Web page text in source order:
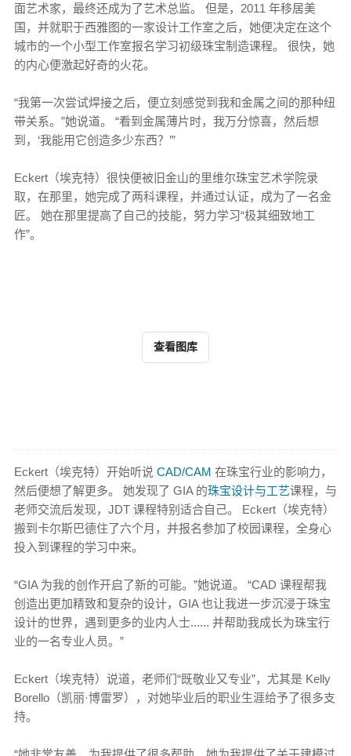
面艺术家，最终还成为了艺术总监。 但是，2011 年移居美
国，并就职于西雅图的一家设计工作室之后，她便决定在这个
城市的一个小型工作室报名学习初级珠宝制造课程。 很快，她
的内心便激起好奇的火花。
“我第一次尝试焊接之后，便立刻感觉到我和金属之间的那种纽
带关系。”她说道。 “看到金属薄片时，我万分惊喜，然后想
到，‘我能用它创造多少东西？’”
Eckert（埃克特）很快便被旧金山的里维尔珠宝艺术学院录
取，在那里，她完成了两科课程，并通过认证，成为了一名金
匠。 她在那里提高了自己的技能，努力学习“极其细致地工
作”。
查看图库
Eckert（埃克特）开始听说 CAD/CAM 在珠宝行业的影响力，
然后便想了解更多。 她发现了 GIA 的珠宝设计与工艺课程，与
老师交流后发现，JDT 课程特别适合自己。 Eckert（埃克特）
搬到卡尔斯巴德住了六个月，并报名参加了校园课程，全身心
投入到课程的学习中来。
“GIA 为我的创作开启了新的可能。”她说道。 “CAD 课程帮我
创造出更加精致和复杂的设计，GIA 也让我进一步沉浸于珠宝
设计的世界，遇到更多的业内人士...... 并帮助我成长为珠宝行
业的一名专业人员。”
Eckert（埃克特）说道，老师们“既敬业又专业”，尤其是 Kelly
Borello（凯丽·博雷罗），对她毕业后的职业生涯给予了很多支
持。